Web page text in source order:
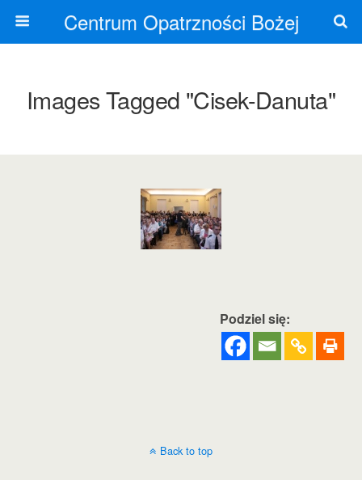
Centrum Opatrzności Bożej
Images Tagged "cisek-Danuta"
Podziel się:
Back to top